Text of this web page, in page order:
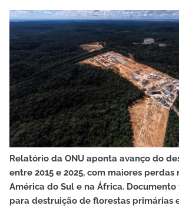
Relatório da ONU aponta avanço do
entre 2015 e 2025, com maiores
América do Sul e na África.
para destruição de florestas primárias